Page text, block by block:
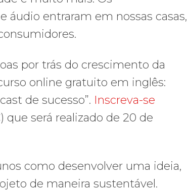
áudio entraram em nossas casas,
por trás do crescimento da
online gratuito em inglês:
de sucesso”. Inscreva-se
que será realizado de 20 de
como desenvolver uma ideia,
de maneira sustentável.